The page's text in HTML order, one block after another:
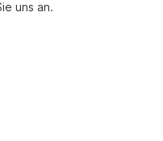
uns an.